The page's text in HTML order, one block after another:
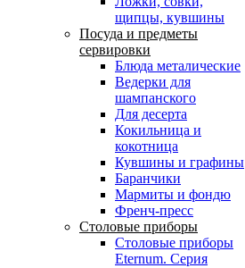
щипцы, кувшины
Посуда и предметы
сервировки
Блюда металические
Ведерки для
шампанского
Для десерта
Кокильница и
кокотница
Кувшины и графины
Баранчики
Мармиты и фондю
Френч-пресс
Столовые приборы
Столовые приборы
Eternum. Серия